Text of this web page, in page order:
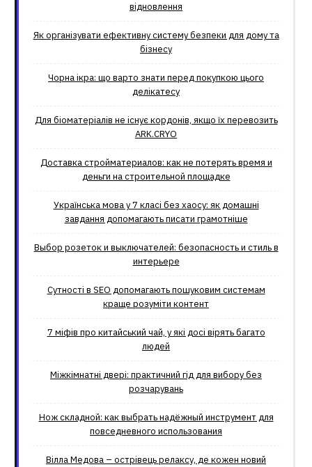
відновлення
Як організувати ефективну систему безпеки для дому та
бізнесу
Чорна ікра: що варто знати перед покупкою цього
делікатесу
Для біоматеріалів не існує кордонів, якщо їх перевозить
ARK.CRYO
Доставка стройматериалов: как не потерять время и
деньги на строительной площадке
Українська мова у 7 класі без хаосу: як домашні
завдання допомагають писати грамотніше
Выбор розеток и выключателей: безопасность и стиль в
интерьере
Сутності в SEO допомагають пошуковим системам
краще розуміти контент
7 міфів про китайський чай, у які досі вірять багато
людей
Міжкімнатні двері: практичний гід для вибору без
розчарувань
Нож складной: как выбрать надёжный инструмент для
повседневного использования
Вілла Медова – острівець релаксу, де кожен новий